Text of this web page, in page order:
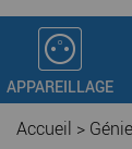
APPAREILLAGE
Accueil >